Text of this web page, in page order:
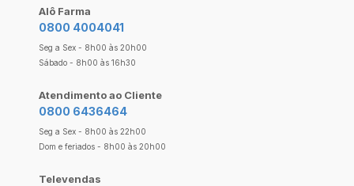
Alô Farma
0800 4004041
Seg a Sex - 8h00 às 20h00
Sábado - 8h00 às 16h30
Atendimento ao Cliente
0800 6436464
Seg a Sex - 8h00 às 22h00
Dom e feriados - 8h00 às 20h00
Televendas